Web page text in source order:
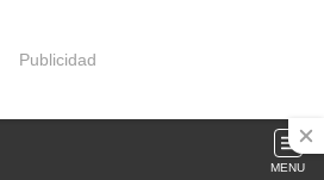
Publicidad
MENU